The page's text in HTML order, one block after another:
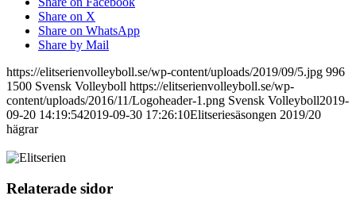
Share on X
Share on WhatsApp
Share by Mail
https://elitserienvolleyboll.se/wp-content/uploads/2019/09/5.jpg 996
1500 Svensk Volleyboll https://elitserienvolleyboll.se/wp-
content/uploads/2016/11/Logoheader-1.png Svensk Volleyboll2019-
09-20 14:19:542019-09-30 17:26:10Elitseriesäsongen 2019/20
hägrar
Relaterade sidor